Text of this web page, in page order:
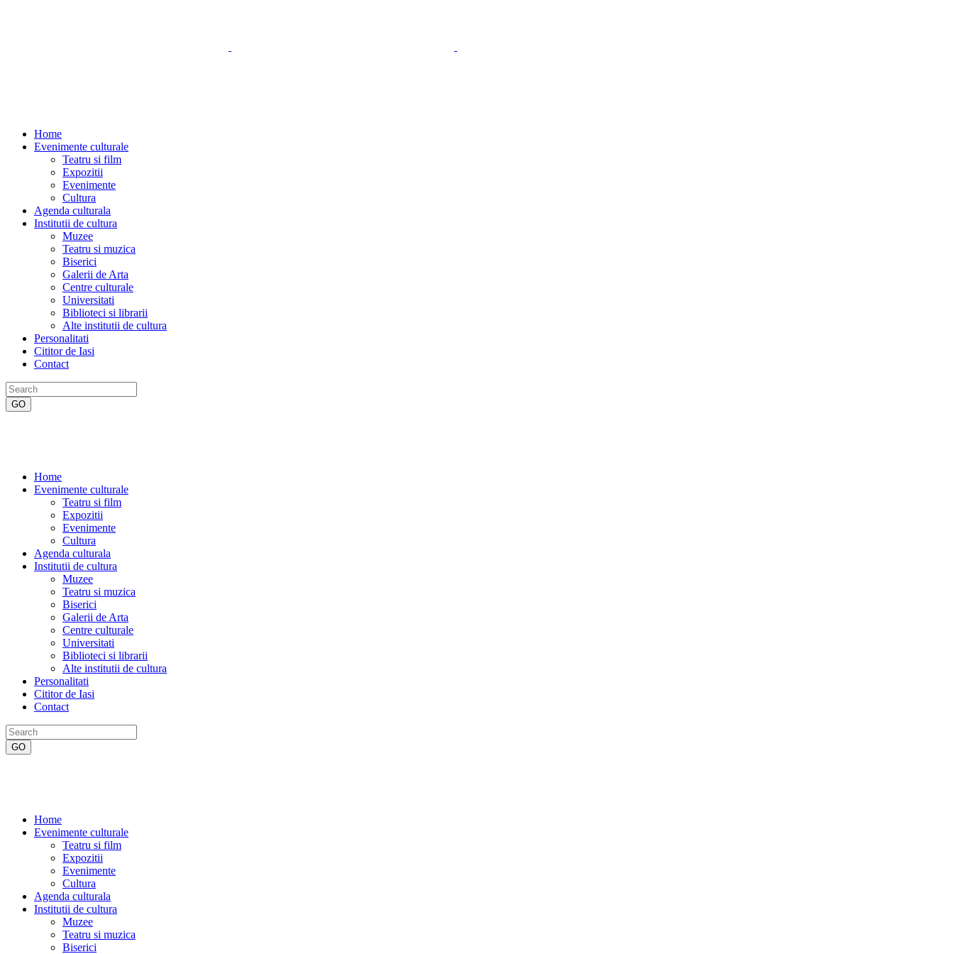
Home
Evenimente culturale
Teatru si film
Expozitii
Evenimente
Cultura
Agenda culturala
Institutii de cultura
Muzee
Teatru si muzica
Biserici
Galerii de Arta
Centre culturale
Universitati
Biblioteci si librarii
Alte institutii de cultura
Personalitati
Cititor de Iasi
Contact
Home
Evenimente culturale
Teatru si film
Expozitii
Evenimente
Cultura
Agenda culturala
Institutii de cultura
Muzee
Teatru si muzica
Biserici
Galerii de Arta
Centre culturale
Universitati
Biblioteci si librarii
Alte institutii de cultura
Personalitati
Cititor de Iasi
Contact
Home
Evenimente culturale
Teatru si film
Expozitii
Evenimente
Cultura
Agenda culturala
Institutii de cultura
Muzee
Teatru si muzica
Biserici